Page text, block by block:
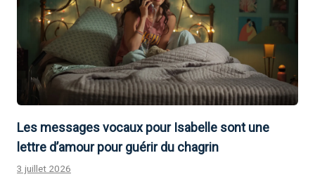
Les messages vocaux pour Isabelle sont une
lettre d’amour pour guérir du chagrin
3 juillet 2026